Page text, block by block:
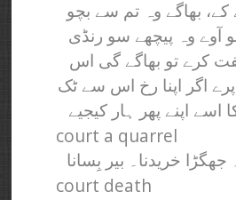
کے، بھاگے وہ تم سے بچو
آوے وہ پیچھے سو رنڈی
کرے تو بھاگے گی اس
اگر اپنا رخ اس سے ٹک
اسے اپنے پھر ہار کیجیے
court a quarrel
جھگڑا خریدنا۔ بیر بِسانا
court death